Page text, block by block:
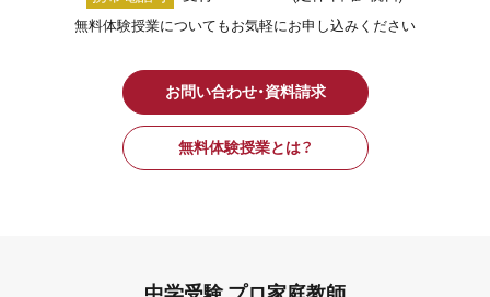
無料体験授業についてもお気軽にお申し込みください
お問い合わせ・資料請求
無料体験授業とは？